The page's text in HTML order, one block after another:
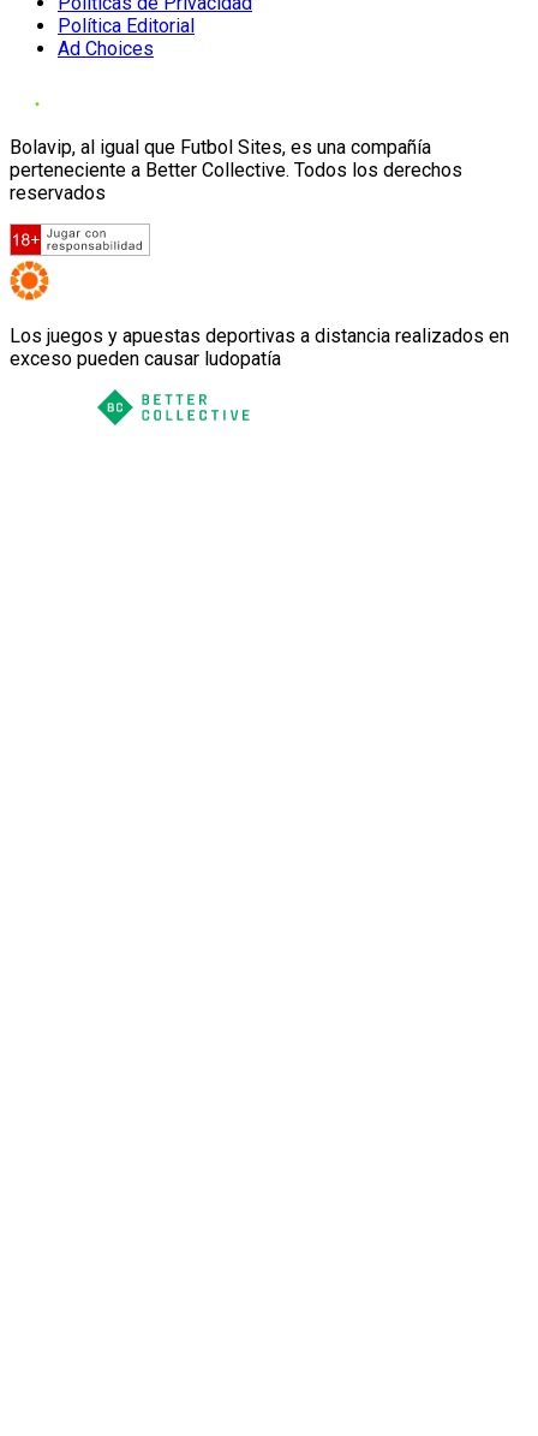
Política Editorial
Ad Choices
Bolavip, al igual que Futbol Sites, es una compañía
perteneciente a Better Collective. Todos los derechos
reservados
Los juegos y apuestas deportivas a distancia realizados en
exceso pueden causar ludopatía